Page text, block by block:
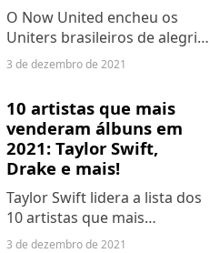
O Now United encheu os
Uniters brasileiros de alegria
ao divulgar que voltariam ao
Logo depois, o grupo já
divulgou todas as seis
cidades que vão passar -...
3 de dezembro de 2021
10 artistas que mais
venderam álbuns em
2021: Taylor Swift,
Drake e mais!
Taylor Swift lidera a lista dos
10 artistas que mais
venderam seus discos em
3 de dezembro de 2021